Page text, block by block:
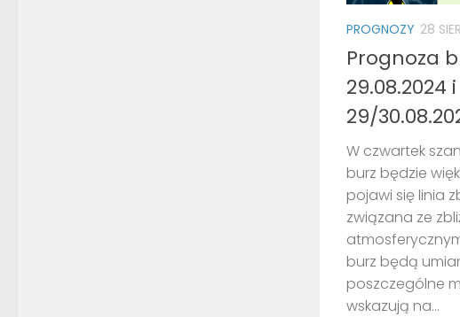
PROGNOZY 28
Prognoza
29.08.2024
29/
W czwartek
burz będzie
pojawi się linia
związana ze
burz będą
poszczególne
wskazują na...